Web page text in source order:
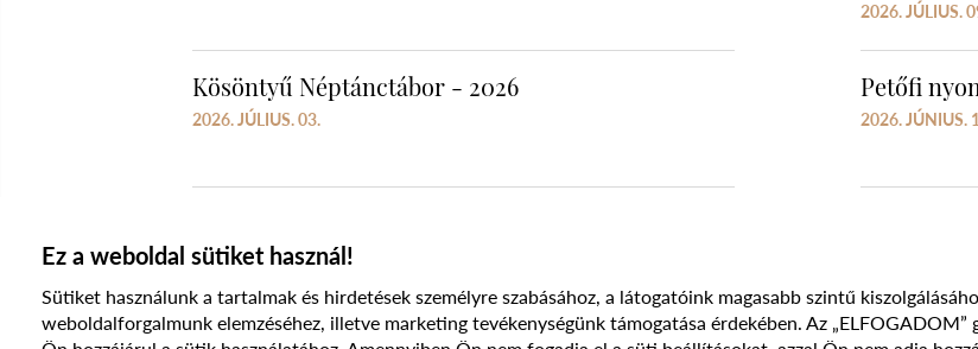
2026. JÚLIUS.
Kösöntyű Néptánctábor - 2026
2026. JÚLIUS. 03.
Petőfi
2026. JÚNIUS.
Ez a weboldal sütiket használ!
Sütiket használunk a tartalmak és hirdetések személyre szabásához, a látogatóink magasabb szintű
weboldalforgalmunk elemzéséhez, illetve marketing tevékenységünk támogatása érdekében. Az „ELFOGADOM”